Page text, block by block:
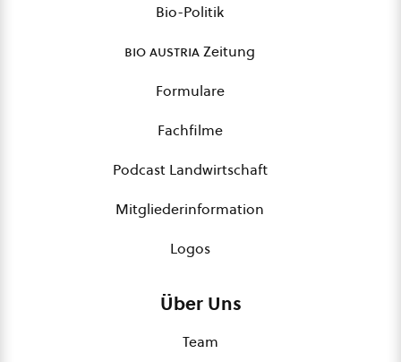
Bio-Politik
bio austriaZeitung
Formulare
Fachfilme
Podcast Landwirtschaft
Mitgliederinformation
Logos
Über Uns
Team